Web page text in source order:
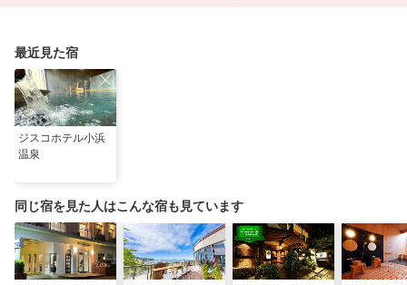
最近見た宿
ジスコホテル小浜
温泉
同じ宿を見た人はこんな宿も見ています